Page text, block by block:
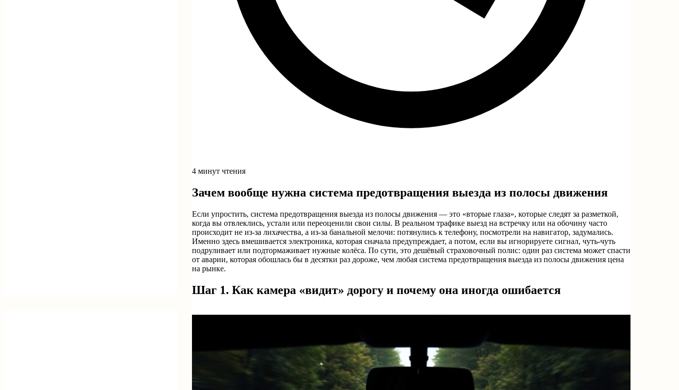
4 минут чтения
Зачем вообще нужна система предотвращения выезда из полосы движения
Если упростить, система предотвращения выезда из полосы движения — это «вторые глаза», которые следят за разметкой,
когда вы отвлеклись, устали или переоценили свои силы. В реальном трафике выезд на встречку или на обочину часто
происходит не из-за лихачества, а из‑за банальной мелочи: потянулись к телефону, посмотрели на навигатор, задумались.
Именно здесь вмешивается электроника, которая сначала предупреждает, а потом, если вы игнорируете сигнал, чуть‑чуть
подруливает или подтормаживает нужные колёса. По сути, это дешёвый страховочный полис: один раз система может спасти
от аварии, которая обошлась бы в десятки раз дороже, чем любая система предотвращения выезда из полосы движения цена
на рынке.
Шаг 1. Как камера «видит» дорогу и почему она иногда ошибается